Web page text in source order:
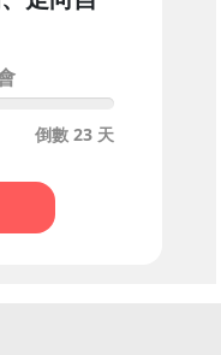
倒數 23 天